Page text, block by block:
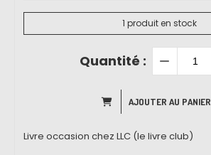
1 produit en stock
Quantité :
AJOUTER AU PANIER
Livre occasion chez LLC (le livre club)